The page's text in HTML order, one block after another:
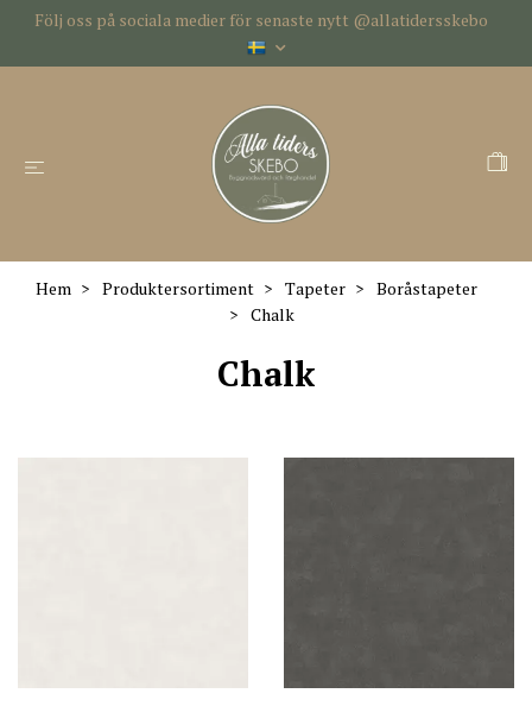
Följ oss på sociala medier för senaste nytt @allatidersskebo
Hem Produktersortiment Tapeter
Boråstapeter
Chalk
Chalk